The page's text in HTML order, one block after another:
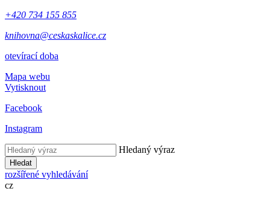
+420 734 155 855
knihovna@ceskaskalice.cz
otevírací doba
Mapa webu
Vytisknout
Facebook
Instagram
Hledaný výraz
Hledat
rozšířené vyhledávání
cz